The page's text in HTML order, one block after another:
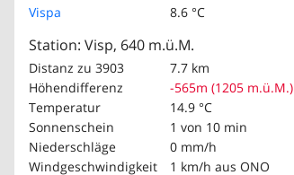
Vispa 8.6 °C
Station: Visp, 640 m.ü.M.
Distanz zu 3903
7.7 km
Höhendifferenz
-565m (1205 m.ü.M.)
Temperatur
14.9 °C
Sonnenschein
1 von 10 min
Niederschläge
0 mm/h
Windgeschwindigkeit
1 km/h aus ONO